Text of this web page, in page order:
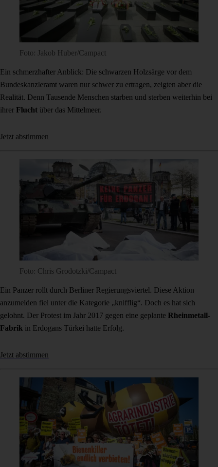
Foto: Jakob Huber/Campact
Ein schmerzhafter Anblick: Die schwarzen Holzsärge vor dem
Bundeskanzleramt waren nur schwer zu ertragen, zeigten aber die
Realität. Denn Tausende Menschen starben und sterben weiterhin bei
ihrer Flucht über das Mittelmeer.
Jetzt abstimmen
Foto: Chris Grodotzki/Campact
Ein Panzer rollt durch Berliner Regierungsviertel. Diese Aktion
anzumelden fiel unter die Kategorie „knifflig“. Doch es hat sich
gelohnt. Der Protest im Jahr 2017 gegen eine geplante Rheinmetall-
Fabrik in Erdogans Türkei hatte Erfolg.
Jetzt abstimmen